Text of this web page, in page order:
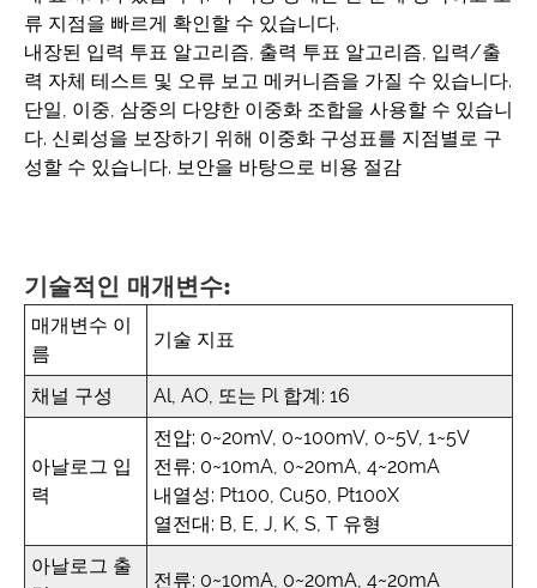
류 지점을 빠르게 확인할 수 있습니다.
내장된 입력 투표 알고리즘, 출력 투표 알고리즘, 입력/출
력 자체 테스트 및 오류 보고 메커니즘을 가질 수 있습니다.
단일, 이중, 삼중의 다양한 이중화 조합을 사용할 수 있습니
다. 신뢰성을 보장하기 위해 이중화 구성표를 지점별로 구
성할 수 있습니다. 보안을 바탕으로 비용 절감
기술적인 매개변수:
매개변수 이
름
기술 지표
채널 구성 Al, AO, 또는 Pl 합계: 16
아날로그 입
력
전압: 0~20mV, 0~100mV, 0~5V, 1~5V
전류: 0~10mA, 0~20mA, 4~20mA
내열성: Pt100, Cu50, Pt100X
열전대: B, E, J, K, S, T 유형
아날로그 출
전류: 0~10mA, 0~20mA, 4~20mA